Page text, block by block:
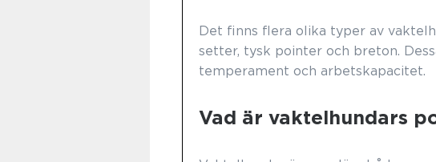
Det finns flera olika typer av
setter, tysk pointer och breton.
temperament och arbetskapacitet.
Vad är vaktelhundars